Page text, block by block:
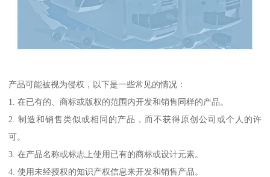
产品可能被视为侵权，以下是一些常见的情况：
1. 在已有的、商标或版权的范围内开发和销售同样的产品。
2. 制造和销售类似或相同的产品，而不获得原创公司或个人的许
可。
3. 在产品名称或标志上使用已有的商标或设计元素。
4. 使用未经授权的知识产权信息来开发和销售产品。